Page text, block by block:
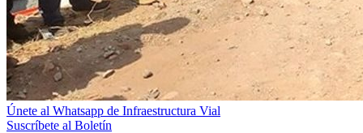
Únete al Whatsapp de Infraestructura Vial
Suscríbete al Boletín